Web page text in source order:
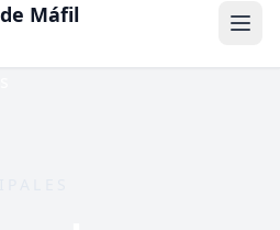
Máfil